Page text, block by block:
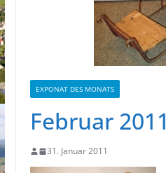
EXPONAT DES MONATS
Februar 2011
31. Januar 2011